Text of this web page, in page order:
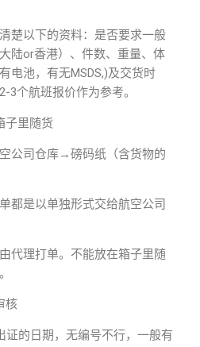
楚以下的资料：是否要求一般
陆or香港）、件数、重量、体
电池，有无MSDS,)及交货时
3个航班报价作为参考。
子里随货
公司仓库→磅码纸（含货物的
都是以单独形式交给航空公司
代理打单。不能放在箱子里随
核
证的日期，无编号不行，一般有